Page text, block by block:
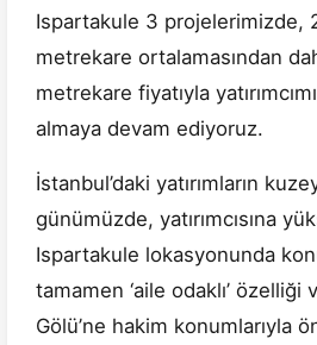
Ispartakule 3 projelerimizde,
metrekare ortalamasından
metrekare fiyatıyla
almaya devam ediyoruz.
İstanbul’daki yatırımların
günümüzde, yatırımcısına
Ispartakule lokasyonunda
tamamen ‘aile odaklı’
Gölü’ne hakim konumlarıyla